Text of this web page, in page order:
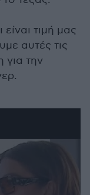
είναι τιμή μας
αυτές τις
για την